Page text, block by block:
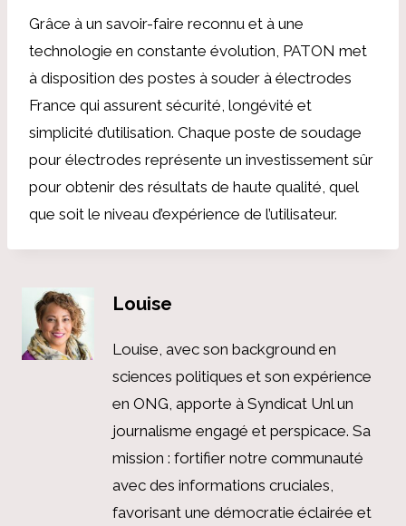
Grâce à un savoir-faire reconnu et à une
technologie en constante évolution, PATON met
à disposition des postes à souder à électrodes
France qui assurent sécurité, longévité et
simplicité d’utilisation. Chaque poste de soudage
pour électrodes représente un investissement sûr
pour obtenir des résultats de haute qualité, quel
que soit le niveau d’expérience de l’utilisateur.
Louise
Louise, avec son background en
sciences politiques et son expérience
en ONG, apporte à Syndicat Unl un
journalisme engagé et perspicace. Sa
mission : fortifier notre communauté
avec des informations cruciales,
favorisant une démocratie éclairée et